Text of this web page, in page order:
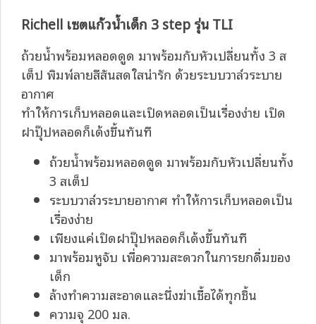
Richell เซตแก้วน้ำเด็ก 3 step รุ่น TLI
ถ้วยน้ำพร้อมหลอดดูด มาพร้อมกับหัวเปลี่ยนทั้ง 3 ส
เต็ป พิมพ์ลายสีสันสดใสน่ารัก ด้วยระบบวาล์วระบาย
อากาศ
ทำให้การเก็บหลอดและเปิดหลอดเป็นเรื่องง่าย เปิด
ฝาปุ๊ปหลอดก็เด้งขึ้นทันที
ถ้วยน้ำพร้อมหลอดดูด มาพร้อมกับหัวเปลี่ยนทั้ง
3 สเต็ป
ระบบวาล์วระบายอากาศ ทำให้การเก็บหลอดเป็น
เรื่องง่าย
เพียงแค่เปิดฝาปุ๊ปหลอดก็เด้งขึ้นทันที
มาพร้อมหูจับ เพื่อความสะดวกในการยกดื่มของ
เด็ก
ล้างทำความสะอาดและนึ่งฆ่าเชื้อได้ทุกชิ้น
ความจุ 200 มล.